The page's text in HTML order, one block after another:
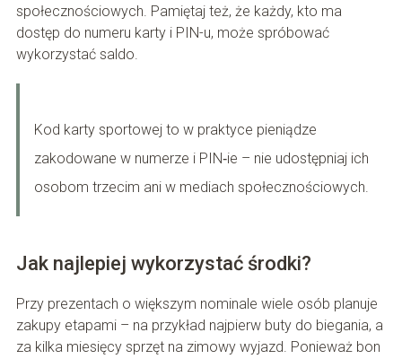
społecznościowych. Pamiętaj też, że każdy, kto ma
dostęp do numeru karty i PIN-u, może spróbować
wykorzystać saldo.
Kod karty sportowej to w praktyce pieniądze
zakodowane w numerze i PIN‑ie – nie udostępniaj ich
osobom trzecim ani w mediach społecznościowych.
Jak najlepiej wykorzystać środki?
Przy prezentach o większym nominale wiele osób planuje
zakupy etapami – na przykład najpierw buty do biegania, a
za kilka miesięcy sprzęt na zimowy wyjazd. Ponieważ bon